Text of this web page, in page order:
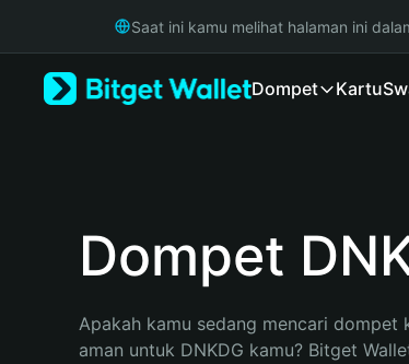
Русский
Bahasa Indonesia
Saat ini kamu melihat halaman ini
Dompet Kartu
Dompet
Apakah kamu sedang mencari dompet
aman untuk DNKDG kamu? Bitget